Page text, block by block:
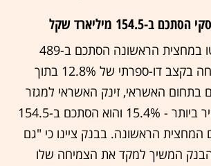
154.5 מיליארד שקל
האשראי לציבור נטו במחצית הראשונה הסתכם ב-489
מיליארד שקל, צמיחה בקצב דו-ספרתי של 12.8% בתוך
בתחום האשראי, זינק האשראי למגזר
העסקי בקצב המהיר ביותר - 15.4% והוא הסתכם ב-154.5
המחצית הראשונה. בבנק ציינו כי "גם
הבנק המשיך למקד את הצמיחה שלו